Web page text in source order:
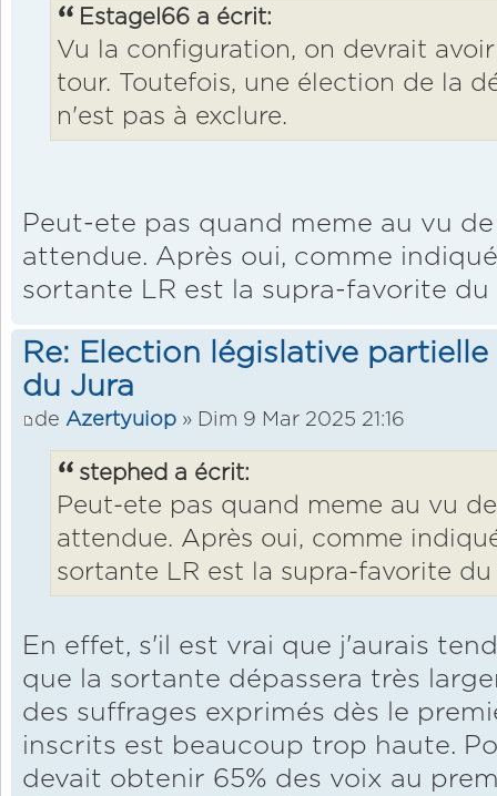
Estagel66 a écrit:
Vu la configuration, on devrait
tour. Toutefois, une élection de la
n'est pas à exclure.
Peut-ete pas quand meme au vu
attendue. Après oui, comme
sortante LR est la supra-favorite
Re: Election législative
du Jura
de Azertyuiop » Dim 9 Mar 2025 21:16
stephed a écrit:
Peut-ete pas quand meme au vu
attendue. Après oui, comme
sortante LR est la supra-favorite
En effet, s'il est vrai que j'aurais
que la sortante dépassera très
des suffrages exprimés dès le
inscrits est beaucoup trop haute.
devait obtenir 65% des voix au